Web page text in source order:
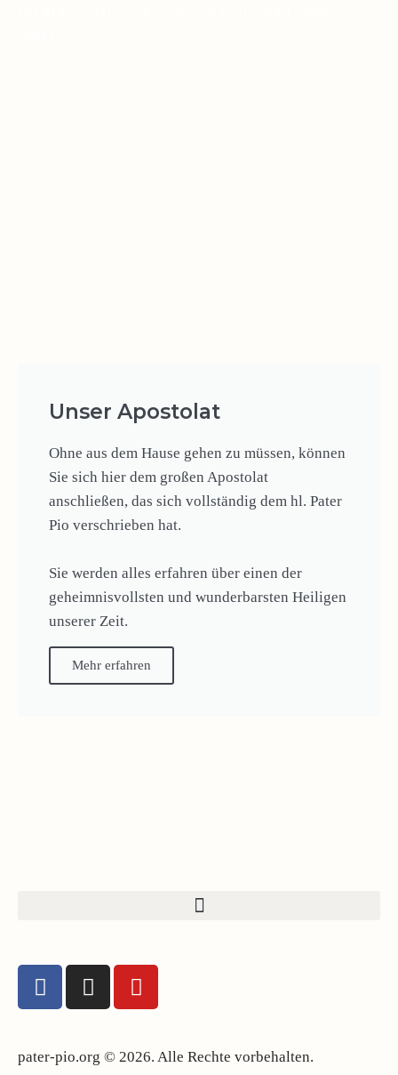
Unser Apostolat
Ohne aus dem Hause gehen zu müssen, können
Sie sich hier dem großen Apostolat
anschließen, das sich vollständig dem hl. Pater
Pio verschrieben hat.
Sie werden alles erfahren über einen der
geheimnisvollsten und wunderbarsten Heiligen
unserer Zeit.
Mehr erfahren
pater-pio.org © 2026. Alle Rechte vorbehalten.